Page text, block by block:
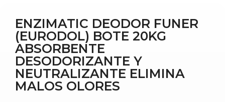
ENZIMATIC DEODOR FUNER
(EURODOL) BOTE 20KG
ABSORBENTE
DESODORIZANTE Y
NEUTRALIZANTE ELIMINA
MALOS OLORES